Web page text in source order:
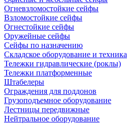
Огневзломостойкие сейфы
Взломостойкие сейфы
Огнестойкие сейфы
Оружейные сейфы
Сейфы по назначению
Складское оборудование и техника
Тележки гидравлические (роклы)
Тележки платформенные
Штабелеры
Ограждения для поддонов
Грузоподъемное оборудование
Лестницы передвижные
Нейтральное оборудование